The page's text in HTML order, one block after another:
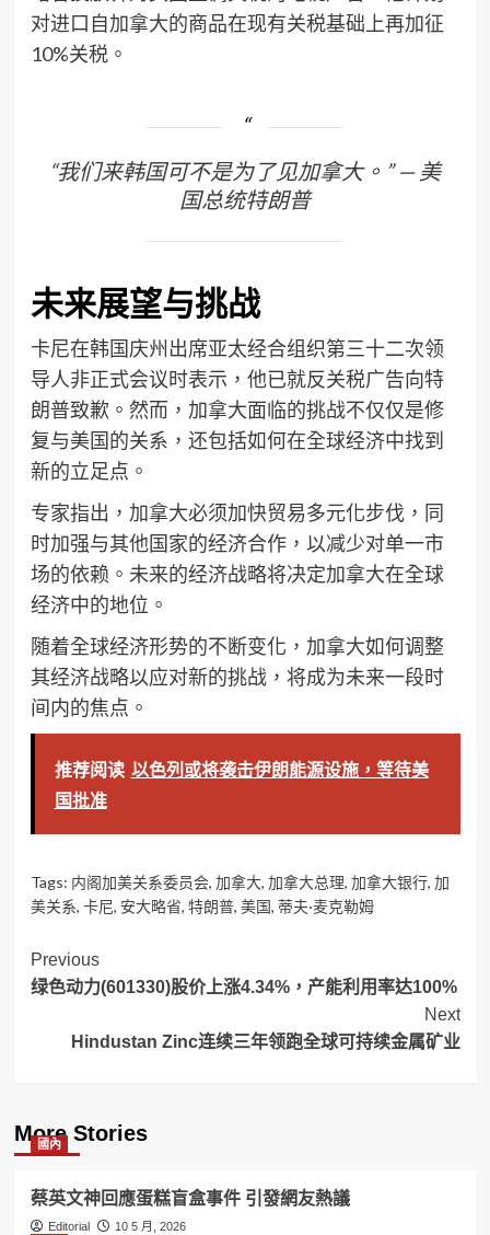
对进口自加拿大的商品在现有关税基础上再加征
10%关税。
“我们来韩国可不是为了见加拿大。” — 美
国总统特朗普
未来展望与挑战
卡尼在韩国庆州出席亚太经合组织第三十二次领
导人非正式会议时表示，他已就反关税广告向特
朗普致歉。然而，加拿大面临的挑战不仅仅是修
复与美国的关系，还包括如何在全球经济中找到
新的立足点。
专家指出，加拿大必须加快贸易多元化步伐，同
时加强与其他国家的经济合作，以减少对单一市
场的依赖。未来的经济战略将决定加拿大在全球
经济中的地位。
随着全球经济形势的不断变化，加拿大如何调整
其经济战略以应对新的挑战，将成为未来一段时
间内的焦点。
推荐阅读 以色列或将袭击伊朗能源设施，等待美
国批准
Tags: 内阁加美关系委员会, 加拿大, 加拿大总理, 加拿大银行, 加
美关系, 卡尼, 安大略省, 特朗普, 美国, 蒂夫·麦克勒姆
Post
Navigation
Previous
绿色动力(601330)股价上涨4.34%，产能利用率达100%
Next
Hindustan Zinc连续三年领跑全球可持续金属矿业
More Stories
國內
蔡英文神回應蛋糕盲盒事件 引發網友熱議
Editorial
10 5 月, 2026